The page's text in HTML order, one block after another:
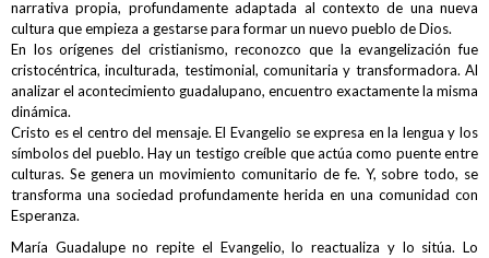
narrativa propia, profundamente adaptada al contexto de una nueva
cultura que empieza a gestarse para formar un nuevo pueblo de Dios.
En los orígenes del cristianismo, reconozco que la evangelización fue
cristocéntrica, inculturada, testimonial, comunitaria y transformadora. Al
analizar el acontecimiento guadalupano, encuentro exactamente la misma
dinámica.
Cristo es el centro del mensaje. El Evangelio se expresa en la lengua y los
símbolos del pueblo. Hay un testigo creíble que actúa como puente entre
culturas. Se genera un movimiento comunitario de fe. Y, sobre todo, se
transforma una sociedad profundamente herida en una comunidad con
Esperanza.
María Guadalupe no repite el Evangelio, lo reactualiza y lo sitúa. Lo